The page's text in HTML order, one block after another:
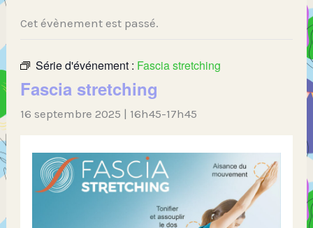
Cet évènement est passé.
Série d'événement : Fascia stretching
Fascia stretching
16 septembre 2025 | 16h45-17h45